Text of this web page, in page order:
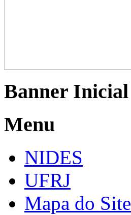
Banner Inicial
Menu
NIDES
UFRJ
Mapa do Site